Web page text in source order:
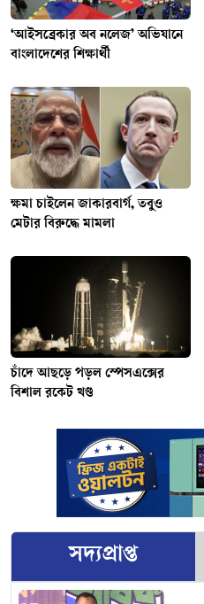
‘আইসব্রেকার অব নলেজ’ অভিযানে
বাংলাদেশের শিক্ষার্থী
ক্ষমা চাইলেন জাকারবার্গ, তবুও
মেটার বিরুদ্ধে মামলা
চাঁদে আছড়ে পড়ল স্পেসএক্সের
বিশাল রকেট খণ্ড
সদ্যপ্রাপ্ত